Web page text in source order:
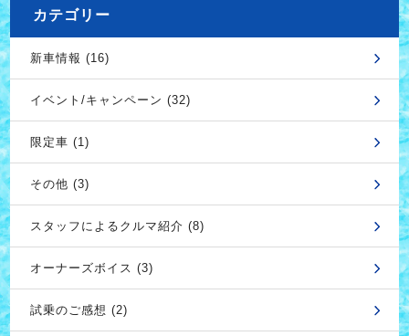
カテゴリー
新車情報 (16)
イベント/キャンペーン (32)
限定車 (1)
その他 (3)
スタッフによるクルマ紹介 (8)
オーナーズボイス (3)
試乗のご感想 (2)